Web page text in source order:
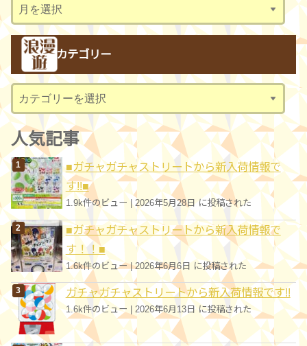
ー
ブ
カテゴリー
テ
ゴ
リ
ー
人気記事
■ガチャガチャストリートから新入荷情報で
す!!■
1.9k件のビュー |2026年5月28日 に投稿された
■ガチャガチャストリートから新入荷情報で
す！！■
1.6k件のビュー|2026年6月6日 に投稿された
ガチャガチャストリートから新入荷情報です!!
1.6k件のビュー 2026年6月13日 に投稿された